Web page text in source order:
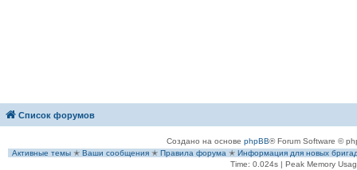
Список форумов
Создано на основе phpBB® Forum Software ©
Активные темы ✭ Ваши сообщения ✭ Правила форума ✭ Информация для новых
Time: 0.024s| Peak Memory